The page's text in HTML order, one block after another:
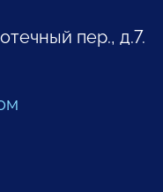
пер., д.7.